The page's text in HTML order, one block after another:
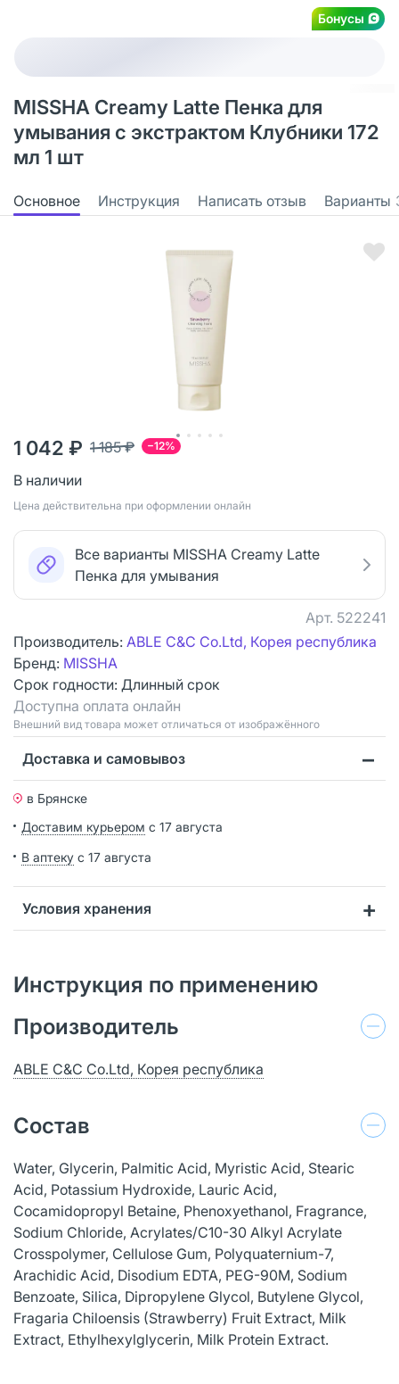
Бонусы
MISSHA Creamy Latte Пенка для
умывания с экстрактом Клубники 172
мл 1 шт
Основное Инструкция Написать отзыв Варианты
−12%
1 185 ₽
1 042 ₽
В наличии
Цена действительна при оформлении онлайн
Все варианты MISSHA Creamy Latte
Пенка для умывания
Арт. 522241
Производитель: ABLE C&C Co.Ltd, Корея республика
Бренд: MISSHA
Срок годности: Длинный срок
Доступна оплата онлайн
Bнешний вид товара может отличаться от изображённого
Доставка и самовывоз
в Брянске
Доставим курьером с 17 августа
В аптеку с 17 августа
Условия хранения
Инструкция по применению
Производитель
ABLE C&C Co.Ltd, Корея республика
Состав
Water, Glycerin, Palmitic Acid, Myristic Acid, Stearic
Acid, Potassium Hydroxide, Lauric Acid,
Cocamidopropyl Betaine, Phenoxyethanol, Fragrance,
Sodium Chloride, Acrylates/C10-30 Alkyl Acrylate
Crosspolymer, Cellulose Gum, Polyquaternium-7,
Arachidic Acid, Disodium EDTA, PEG-90M, Sodium
Benzoate, Silica, Dipropylene Glycol, Butylene Glycol,
Fragaria Chiloensis (Strawberry) Fruit Extract, Milk
Extract, Ethylhexylglycerin, Milk Protein Extract.